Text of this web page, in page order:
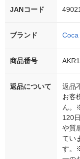
JANコード
ブランド
商品番号
返品について
返品
お客
ん。
120
や質
てい
す。